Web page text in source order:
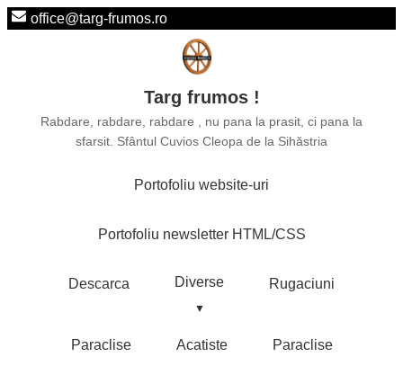
office@targ-frumos.ro
Targ frumos !
Rabdare, rabdare, rabdare , nu pana la prasit, ci pana la
sfarsit. Sfântul Cuvios Cleopa de la Sihăstria
Portofoliu website-uri
Portofoliu newsletter HTML/CSS
Descarca Diverse Rugaciuni
Paraclise Acatiste Paraclise